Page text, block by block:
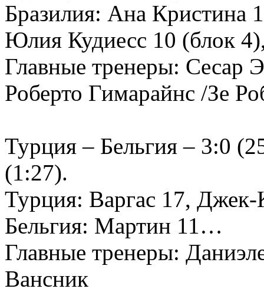
Бразилия: Ана Кристина
Юлия Кудиесс 10 (блок
Главные тренеры: Сесар
Роберто Гимарайнс /Зе
Турция – Бельгия – 3:0
(1:27).
Турция: Варгас 17,
Бельгия: Мартин 11…
Главные тренеры:
Вансник